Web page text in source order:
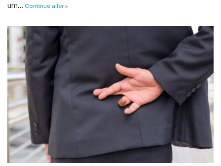
um… Continue a ler »